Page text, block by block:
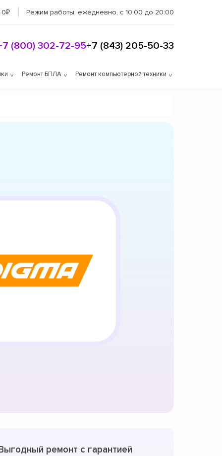
0₽ Режим работы: ежедневно, с 10:00 до 20:00
(800) 302-72-95+7 (843) 205-50-33
Ремонт БПЛА Ремонт компьютерной техники
ремонт с гарантией